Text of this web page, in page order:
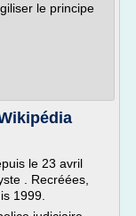
le principe
le 23 avril
. Recréées,
1999.